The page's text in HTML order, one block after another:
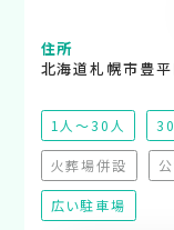
住所
北海道札幌市豊
1人～30人
火葬場併設
（非対
広い駐車場